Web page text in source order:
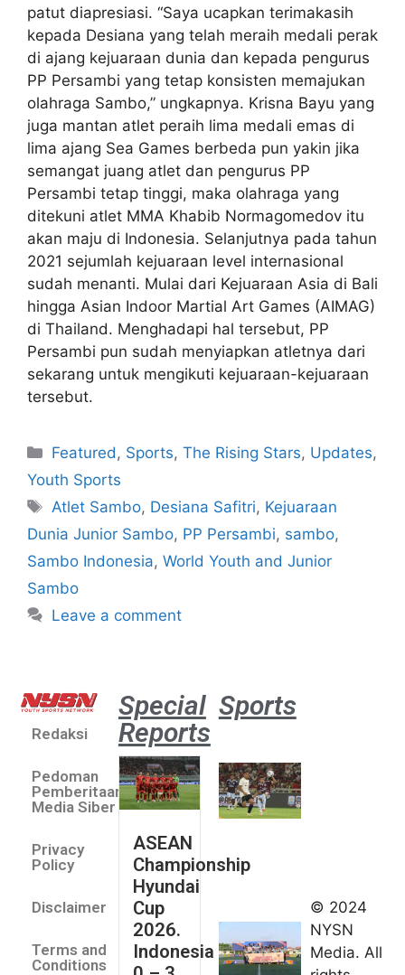
patut diapresiasi. “Saya ucapkan terimakasih
kepada Desiana yang telah meraih medali perak
di ajang kejuaraan dunia dan kepada pengurus
PP Persambi yang tetap konsisten memajukan
olahraga Sambo,” ungkapnya. Krisna Bayu yang
juga mantan atlet peraih lima medali emas di
lima ajang Sea Games berbeda pun yakin jika
semangat juang atlet dan pengurus PP
Persambi tetap tinggi, maka olahraga yang
ditekuni atlet MMA Khabib Normagomedov itu
akan maju di Indonesia. Selanjutnya pada tahun
2021 sejumlah kejuaraan level internasional
sudah menanti. Mulai dari Kejuaraan Asia di Bali
hingga Asian Indoor Martial Art Games (AIMAG)
di Thailand. Menghadapi hal tersebut, PP
Persambi pun sudah menyiapkan atletnya dari
sekarang untuk mengikuti kejuaraan-kejuaraan
tersebut.
Featured , Sports,The Rising Stars, Updates,
Youth Sports
Atlet Sambo, Desiana Safitri, Kejuaraan
Dunia Junior Sambo, PP Persambi, sambo,
Sambo Indonesia, World Youth and Junior
Sambo
Leave a comment
Redaksi
Pedoman
Pemberitaan
Media Siber
Privacy
Policy
Disclaimer
Terms and
Conditions
Special
Reports
ASEAN
Championship
Hyundai
Cup
2026.
Indonesia
Sports
umum
Kejurnas
Panahan
© 2024
NYSN
Media. All